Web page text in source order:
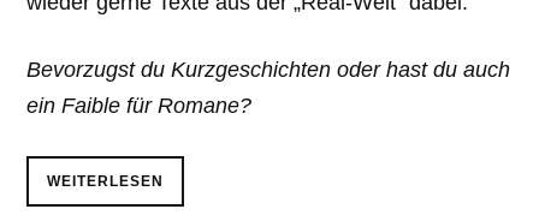
Bevorzugst du Kurzgeschichten oder hast du auch
ein Faible für Romane?
WEITERLESEN